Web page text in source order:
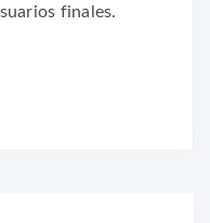
finales.